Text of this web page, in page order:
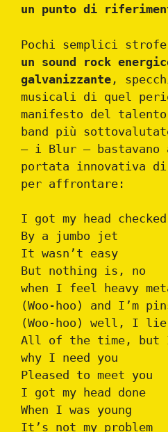
un punto di
Pochi semplici strofe,
un sound rock
galvanizzante ,
musicali di quel
manifesto del
band più
– i Blur –
portata innovativa
per affrontare:
I got my head checked
By a jumbo jet
It wasn’t easy
But nothing is, no
when I feel heavy
(Woo-hoo) and I’m
(Woo-hoo) well, I lie
All of the time, but
why I need you
Pleased to meet you
I got my head done
When I was young
It’s not my problem